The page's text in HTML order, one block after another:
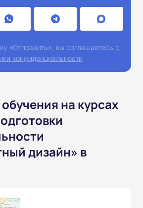
«Отправить», вы соглашаетесь с
конфиденциальности
на курсах
дизайн» в